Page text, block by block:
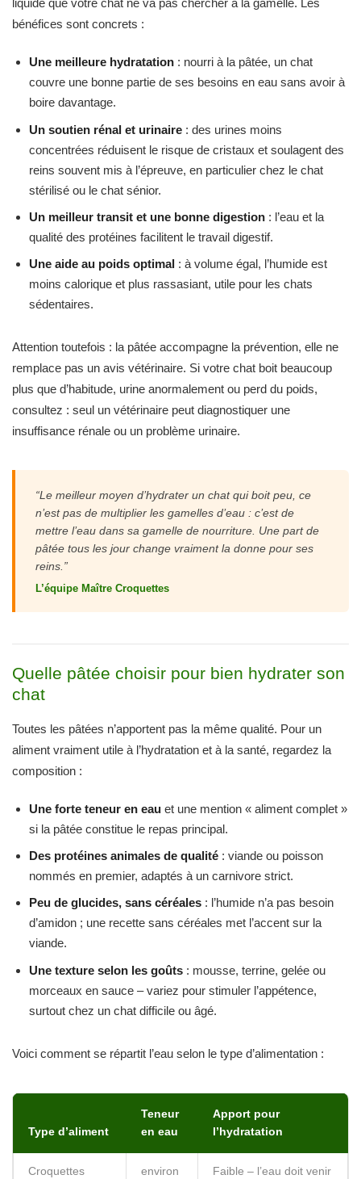
liquide que votre chat ne va pas chercher à la gamelle. Les
bénéfices sont concrets :
Une meilleure hydratation : nourri à la pâtée, un chat
couvre une bonne partie de ses besoins en eau sans avoir à
boire davantage.
Un soutien rénal et urinaire : des urines moins
concentrées réduisent le risque de cristaux et soulagent des
reins souvent mis à l’épreuve, en particulier chez le chat
stérilisé ou le chat sénior.
Un meilleur transit et une bonne digestion : l’eau et la
qualité des protéines facilitent le travail digestif.
Une aide au poids optimal : à volume égal, l’humide est
moins calorique et plus rassasiant, utile pour les chats
sédentaires.
Attention toutefois : la pâtée accompagne la prévention, elle ne
remplace pas un avis vétérinaire. Si votre chat boit beaucoup
plus que d’habitude, urine anormalement ou perd du poids,
consultez : seul un vétérinaire peut diagnostiquer une
insuffisance rénale ou un problème urinaire.
“Le meilleur moyen d’hydrater un chat qui boit peu, ce
n’est pas de multiplier les gamelles d’eau : c’est de
mettre l’eau dans sa gamelle de nourriture. Une part de
pâtée tous les jour change vraiment la donne pour ses
reins.”
L’équipe Maître Croquettes
Quelle pâtée choisir pour bien hydrater son
chat
Toutes les pâtées n’apportent pas la même qualité. Pour un
aliment vraiment utile à l’hydratation et à la santé, regardez la
composition :
Une forte teneur en eau et une mention « aliment complet »
si la pâtée constitue le repas principal.
Des protéines animales de qualité : viande ou poisson
nommés en premier, adaptés à un carnivore strict.
Peu de glucides, sans céréales : l’humide n’a pas besoin
d’amidon ; une recette sans céréales met l’accent sur la
viande.
Une texture selon les goûts : mousse, terrine, gelée ou
morceaux en sauce – variez pour stimuler l’appétence,
surtout chez un chat difficile ou âgé.
Voici comment se répartit l’eau selon le type d’alimentation :
Type d’aliment
Teneur
en eau
Apport pour
l’hydratation
Croquettes
environ
Faible – l’eau doit venir